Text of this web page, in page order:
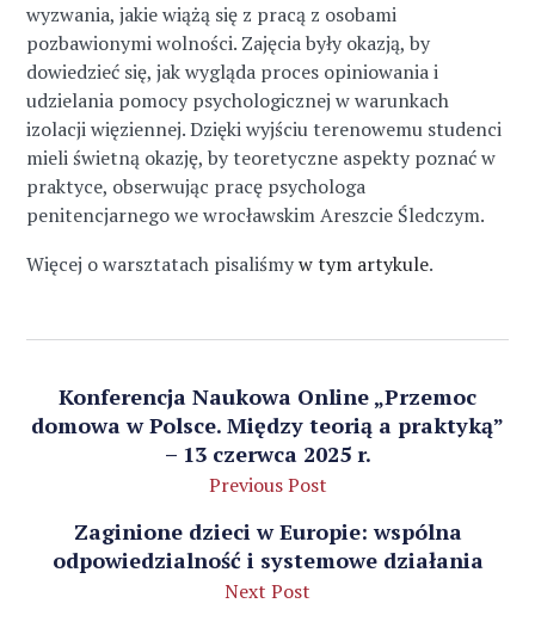
wyzwania, jakie wiążą się z pracą z osobami
pozbawionymi wolności. Zajęcia były okazją, by
dowiedzieć się, jak wygląda proces opiniowania i
udzielania pomocy psychologicznej w warunkach
izolacji więziennej. Dzięki wyjściu terenowemu studenci
mieli świetną okazję, by teoretyczne aspekty poznać w
praktyce, obserwując pracę psychologa
penitencjarnego we wrocławskim Areszcie Śledczym.
Więcej o warsztatach pisaliśmyw tym artykule.
Konferencja Naukowa Online „Przemoc
domowa w Polsce. Między teorią a praktyką”
– 13 czerwca 2025 r.
Previous Post
Zaginione dzieci w Europie: wspólna
odpowiedzialność i systemowe działania
Next Post